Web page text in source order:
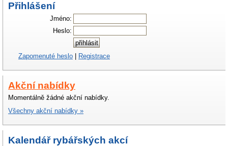
Přihlášení
Jméno:
Heslo:
Zapomenuté heslo Registrace
Akční nabídky
Momentálně žádné akční nabídky.
Všechny akční nabídky »
Kalendář rybářských akcí